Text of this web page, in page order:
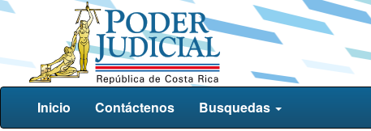
Inicio Contáctenos Busquedas